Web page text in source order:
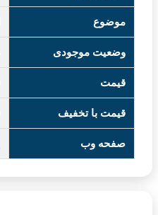
موضوع
وضعیت موجودی
قیمت
قیمت با تخفیف
صفحه وب